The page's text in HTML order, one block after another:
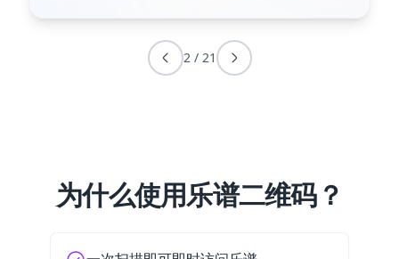
2/ 21
为什么使用乐谱二维码？